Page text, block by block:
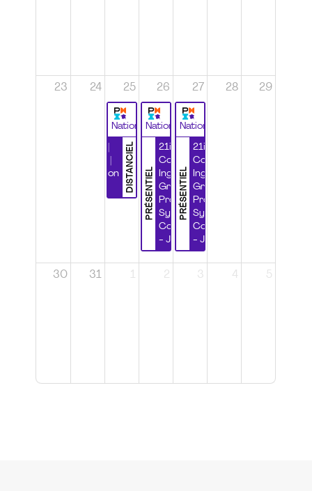
23 24 25
National
DISTANCIEL
Certification
26
National
PRÉSENTIEL
21ième
Congrès
Ingénierie
Grands
Projets et
Systèmes
Complexes
- Jour 1
27
National
PRÉSENTIEL
21ième
Congrès
Ingénierie
Grands
Projets et
Systèmes
Complexes
- Jour 2
28 29
30 31 1 2 3 4 5